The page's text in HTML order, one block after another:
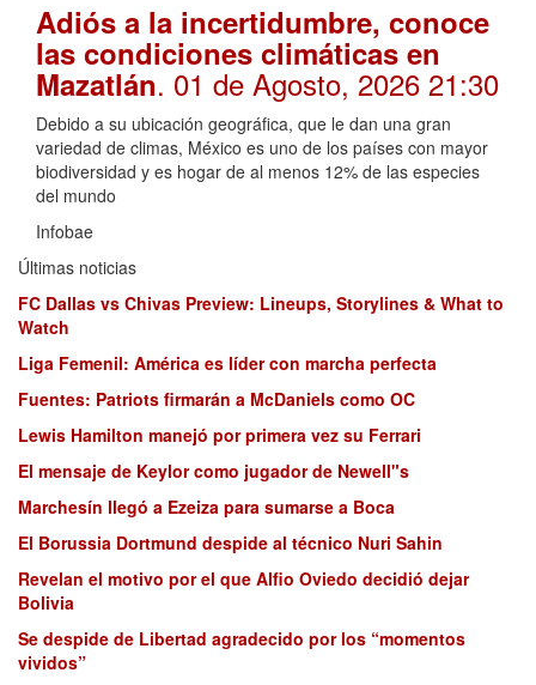
Adiós a la incertidumbre, conoce
las condiciones climáticas en
Mazatlán. 01 de Agosto, 2026 21:30
Debido a su ubicación geográfica, que le dan una gran
variedad de climas, México es uno de los países con mayor
biodiversidad y es hogar de al menos 12% de las especies
del mundo
Infobae
Últimas noticias
FC Dallas vs Chivas Preview: Lineups, Storylines & What to
Watch
Liga Femenil: América es líder con marcha perfecta
Fuentes: Patriots firmarán a McDaniels como OC
Lewis Hamilton manejó por primera vez su Ferrari
El mensaje de Keylor como jugador de Newell"s
Marchesín llegó a Ezeiza para sumarse a Boca
El Borussia Dortmund despide al técnico Nuri Sahin
Revelan el motivo por el que Alfio Oviedo decidió dejar
Bolivia
Se despide de Libertad agradecido por los “momentos
vividos”